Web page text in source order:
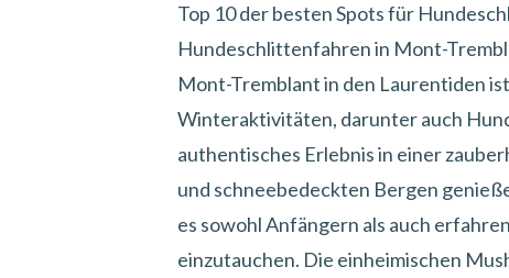
Top 10 der besten Spots für
Hundeschlittenfahren in Mont-
Mont-Tremblant in den Laurentiden
Winteraktivitäten, darunter auch
authentisches Erlebnis in einer
und schneebedeckten Bergen
es sowohl Anfängern als auch
einzutauchen. Die einheimischen